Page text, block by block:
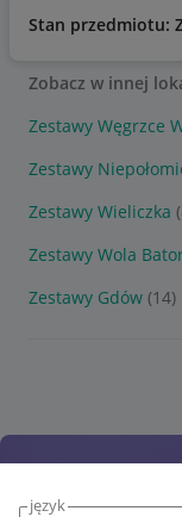
język
Stan przedmiotu:
Zobacz w innej
Zestawy Węgrzce
Zestawy
Zestawy Wieliczka
Zestawy Wola
Zestawy Gdów (14)